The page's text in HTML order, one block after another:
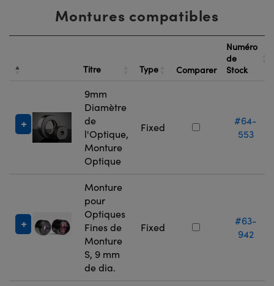
Montures compatibles
Titre Type Comparer
Numéro
de
Stock
9mm
Diamètre
de
l'Optique,
Monture
Optique
Fixed
#64-
553
Monture
pour
Optiques
Fines de
Monture
S, 9 mm
de dia.
Fixed
#63-
942